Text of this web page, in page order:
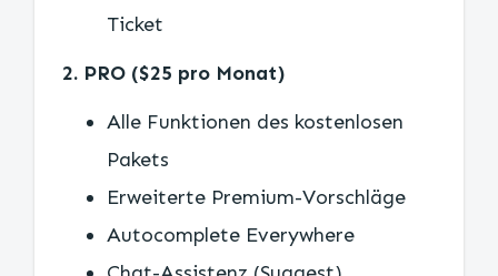
Ticket
2. PRO ($25 pro Monat)
Alle Funktionen des kostenlosen
Pakets
Erweiterte Premium-Vorschläge
Autocomplete Everywhere